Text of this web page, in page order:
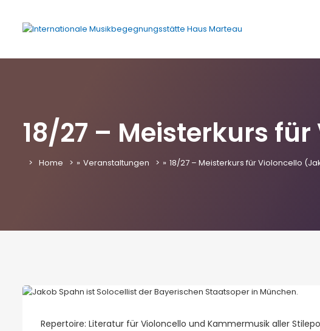
18/27 – Meisterkurs
Home » Veranstaltungen » 18/27 – Meisterkurs für Violoncello
Repertoire: Literatur für Violoncello und Kammermusik aller